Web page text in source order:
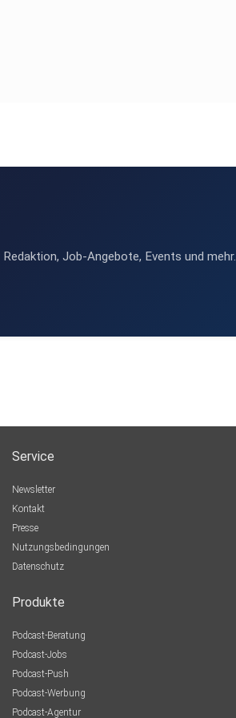
Job-Angebote, Events und mehr.
Service
Newsletter
Kontakt
Presse
Nutzungsbedingungen
Datenschutz
Produkte
Podcast-Beratung
Podcast-Jobs
Podcast-Push
Podcast-Werbung
Podcast-Agentur